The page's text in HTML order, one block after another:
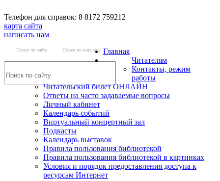
Телефон для справок: 8 8172 759212
карта сайта
написать нам
Поиск по сайту Поиск по каталогу Главная
Читателям
Контакты, режим
работы
Читательский билет ОНЛАЙН
Ответы на часто задаваемые вопросы
Личный кабинет
Календарь событий
Виртуальный концертный зал
Подкасты
Календарь выставок
Правила пользования библиотекой
Правила пользования библиотекой в картинках
Условия и порядок предоставления доступа к
ресурсам Интернет